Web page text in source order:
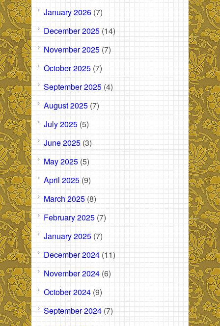
January 2026 (7)
December 2025 (14)
November 2025 (7)
October 2025 (7)
September 2025 (4)
August 2025 (7)
July 2025 (5)
June 2025 (3)
May 2025 (5)
April 2025 (9)
March 2025 (8)
February 2025 (7)
January 2025 (7)
December 2024 (11)
November 2024 (6)
October 2024 (9)
September 2024 (7)